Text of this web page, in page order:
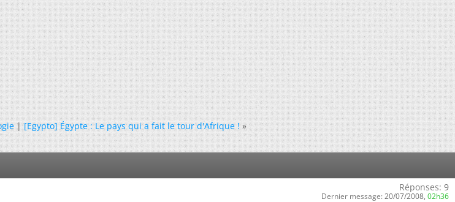
|[Egypto] Égypte : Le pays qui a fait le tour d'Afrique ! »
Réponses: 9
Dernier message: 20/07/2008, 02h36